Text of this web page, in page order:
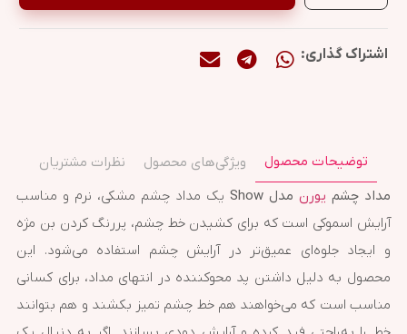
اشتراک گذاری:
توضیحات محصول ویژگی‌های محصول
نظرات مشتریان
مداد چشم یورن مدل Show
یک مداد چشم مشکی، نرم و مناسب
آرایش اسموکی است که برای کشیدن خط چشم، پررنگ کردن بن مژه
و ایجاد جلوه‌ای عمیق‌تر در آرایش چشم استفاده می‌شود. این
محصول به دلیل داشتن پد محوکننده در انتهای مداد، برای کسانی
مناسب است که می‌خواهند هم خط چشم تمیز بکشند و هم بتوانند